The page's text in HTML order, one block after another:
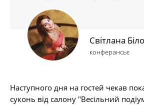
Світлана
конферансьє
Наступного дня на гостей чекав
суконь від салону "Весільний